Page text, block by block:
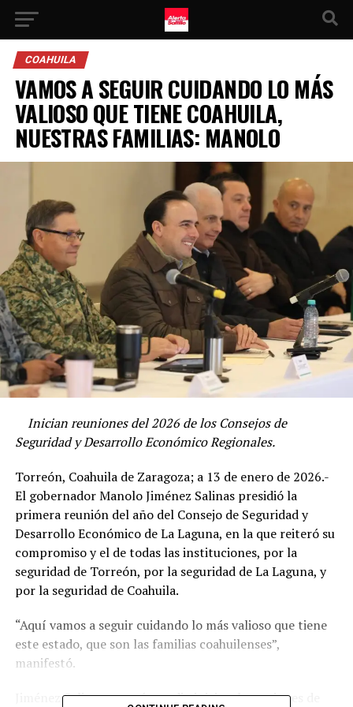
COAHUILA
VAMOS A SEGUIR CUIDANDO LO MÁS
VALIOSO QUE TIENE COAHUILA,
NUESTRAS FAMILIAS: MANOLO
Inician reuniones del 2026 de los Consejos de
Seguridad y Desarrollo Económico Regionales.
Torreón, Coahuila de Zaragoza; a 13 de enero de 2026.-
El gobernador Manolo Jiménez Salinas presidió la
primera reunión del año del Consejo de Seguridad y
Desarrollo Económico de La Laguna, en la que reiteró su
compromiso y el de todas las instituciones, por la
seguridad de Torreón, por la seguridad de La Laguna, y
por la seguridad de Coahuila.
“Aquí vamos a seguir cuidando lo más valioso que tiene
este estado, que son las familias coahuilenses”,
manifestó.
Jiménez Salinas agregó que dio inicio a las sesiones de